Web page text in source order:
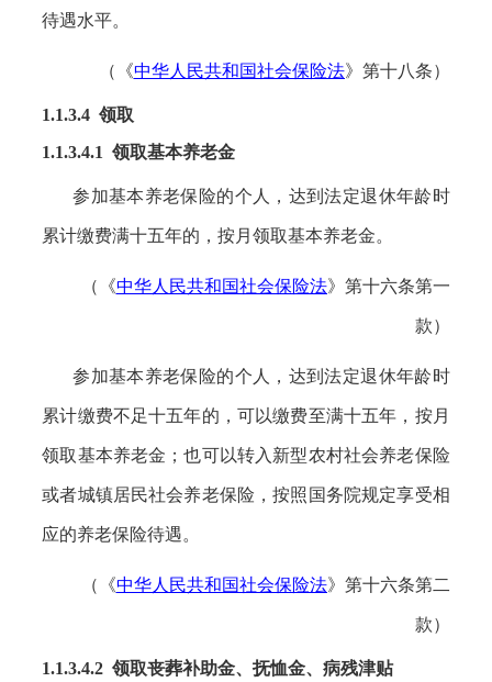
待遇水平。
（《中华人民共和国社会保险法》第十八条）
1.1.3.4 领取
1.1.3.4.1领取基本养老金
参加基本养老保险的个人，达到法定退休年龄时
累计缴费满十五年的，按月领取基本养老金。
（《中华人民共和国社会保险法》第十六条第一
款）
参加基本养老保险的个人，达到法定退休年龄时
累计缴费不足十五年的，可以缴费至满十五年，按月
领取基本养老金；也可以转入新型农村社会养老保险
或者城镇居民社会养老保险，按照国务院规定享受相
应的养老保险待遇。
（《中华人民共和国社会保险法》第十六条第二
款）
1.1.3.4.2 领取丧葬补助金、抚恤金、病残津贴